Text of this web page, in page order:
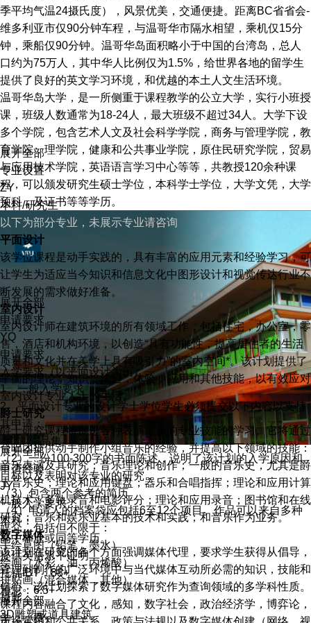
季平均气温24摄氏度），风景优美，交通便捷。距离BC省省会-
维多利亚市仅90分钟车程，与温哥华市隔水相望，乘机仅15分
钟，乘船仅90分钟。温哥华岛面积略小于中国的台湾岛，总人
口约为75万人，其中华人比例仅为1.5% ，给世界各地的留学生
提供了良好的英文学习环境，和优越的本土人文生活环境。
温哥华岛大学，是一所侧重于课程教学的公立大学，实行小班授
课，班级人数通常为18-24人，最大班级不超过34人。大学下设
多个学院，包含艺术人文及社会科学学院，商务与管理学院，教
育学院，理学院，健康和公共事业学院，原住民研究学院，贸易
与应用技术学院，英语语言学习中心等等，共教授120余种课
程，可以颁发研究生硕士学位，本科学士学位，大学文凭，大学
预科，及证书等等学历。
展开全部
专业设置
ZY
本科/研究生
以下为部分专业，未展示专业请咨询
平面设计
该学位课程是动手实践的，具有丰富的应用元素和经验学习，可
让学生为适应当今知识和信息文化中图形设计和视觉传达行业不
断发展的需求做好准备。
室内设计
室内设计师在建筑环境的所有领域工作，包括住宅，办公室，零
售，酒店和机构环境，以创造“具有功能性，提高居住者的生活
质量和文化并在美学上具有吸引力”的室内空间*。该计划提供了
平衡的理论，知识，沟通，体验，应用和其他技能，以有效应对
室内设计专业人士的生活。
爵士研究
爵士研究课程将促进各种表演流派的专业技能的学习。它将通过
合唱团提供动手制作小组音乐的经验，并提高以下领域的技能：
音乐表演及其研究；音乐理论和创作；一般的音乐史，尤其是爵
士音乐史；理论和应用键盘；器乐和合唱指挥；理论和应用计算
机技术；多轨录音和电影评分；理论和应用录音；图书馆和在线
研究；音乐和娱乐业基本的技术和实践；和音乐作为业务。
数字媒体
该计划在研究的各个方面强调媒体代理，要求学生获得从倡导，
管理到制作的广泛环境中与当代媒体互动所必需的知识，技能和
信心。该计划探索了数字媒体研究作为查询领域的多学科性质。
课程内容融合了文化，感知，数字社会，政治经济学，博弈论，
展开全部
申请要求
YQ
申请要求
入学要求（以平面设计为例）
1、一般入学要求
2、平面设计专业的设计学士学位学生必须提交以下内容以支持
其申请：
1 ）作品集
（2）一份100-300字的书面陈述，说明了该计划的入学原因和
目标以及表明对该专业的研究，
（3）包含两个参考的简历
（4）申请人的档案袋应包括6至12个项目。作品可以来自多种
媒介，包括但不限于：
手绘草图（铅笔，墨水）
绘画（水彩，油，丙烯酸）
拼贴画（混合媒体，其他）
摄影
3D雕塑或道具建筑
展开全部
申请经验
JY
一般入学要求：
本科：
高中毕业或同等学历。
提供英语水平证明
托福IBT：88+
雅思：6.5+
展开全部
学 费